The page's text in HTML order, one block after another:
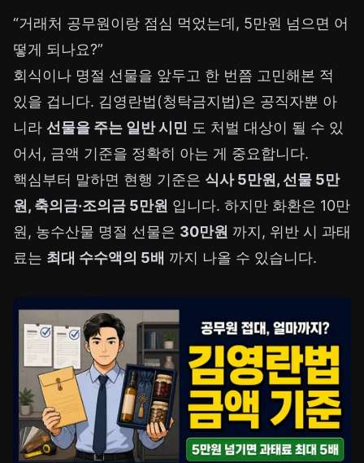
“거래처 공무원이랑 점심 먹었는데, 5만원 넘으면 어
떻게 되나요?”
회식이나 명절 선물을 앞두고 한 번쯤 고민해본 적
있을 겁니다. 김영란법(청탁금지법)은 공직자뿐 아
니라 선물을 주는 일반 시민 도 처벌 대상이 될 수 있
어서, 금액 기준을 정확히 아는 게 중요합니다.
핵심부터 말하면 현행 기준은 식사 5만원, 선물 5만
원, 축의금·조의금 5만원 입니다. 하지만 화환은 10만
원, 농수산물 명절 선물은 30만원 까지, 위반 시 과태
료는 최대 수수액의 5배 까지 나올 수 있습니다.